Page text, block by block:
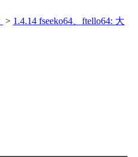
> 1.4.14 fseeko64、ftello64: 大